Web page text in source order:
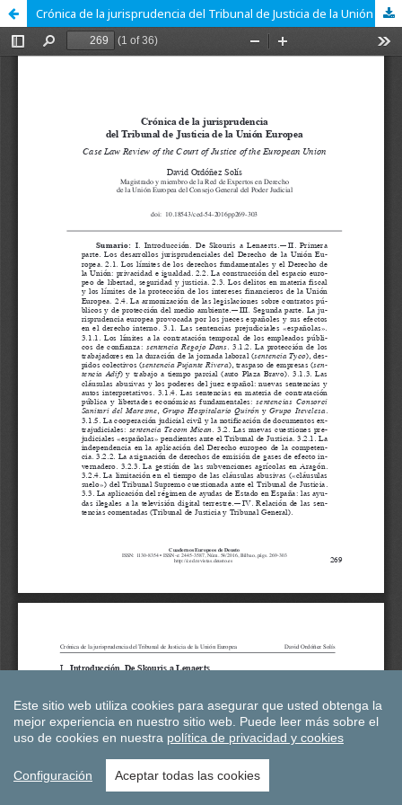
Crónica de la jurisprudencia del Tribunal de Justicia de la Unión Europea
Este sitio web utiliza cookies para asegurar que usted obtenga la
mejor experiencia en nuestro sitio web. Puede leer más sobre el
uso de cookies en nuestra política de privacidad y cookies
Configuración Aceptar todas las cookies